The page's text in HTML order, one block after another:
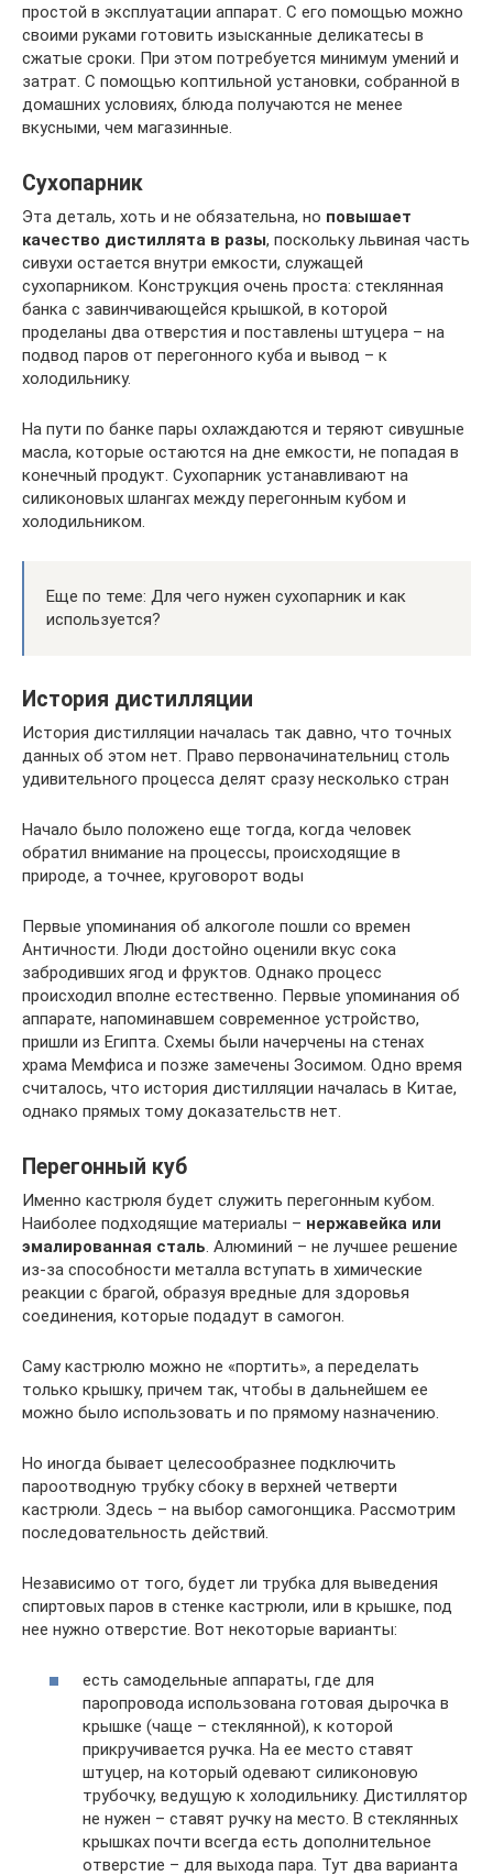
простой в эксплуатации аппарат. С его помощью можно
своими руками готовить изысканные деликатесы в
сжатые сроки. При этом потребуется минимум умений и
затрат. С помощью коптильной установки, собранной в
домашних условиях, блюда получаются не менее
вкусными, чем магазинные.
Сухопарник
Эта деталь, хоть и не обязательна, но повышает
качество дистиллята в разы, поскольку львиная часть
сивухи остается внутри емкости, служащей
сухопарником. Конструкция очень проста: стеклянная
банка с завинчивающейся крышкой, в которой
проделаны два отверстия и поставлены штуцера – на
подвод паров от перегонного куба и вывод – к
холодильнику.
На пути по банке пары охлаждаются и теряют сивушные
масла, которые остаются на дне емкости, не попадая в
конечный продукт. Сухопарник устанавливают на
силиконовых шлангах между перегонным кубом и
холодильником.
Еще по теме: Для чего нужен сухопарник и как
используется?
История дистилляции
История дистилляции началась так давно, что точных
данных об этом нет. Право первоначинательниц столь
удивительного процесса делят сразу несколько стран
Начало было положено еще тогда, когда человек
обратил внимание на процессы, происходящие в
природе, а точнее, круговорот воды
Первые упоминания об алкоголе пошли со времен
Античности. Люди достойно оценили вкус сока
забродивших ягод и фруктов. Однако процесс
происходил вполне естественно. Первые упоминания об
аппарате, напоминавшем современное устройство,
пришли из Египта. Схемы были начерчены на стенах
храма Мемфиса и позже замечены Зосимом. Одно время
считалось, что история дистилляции началась в Китае,
однако прямых тому доказательств нет.
Перегонный куб
Именно кастрюля будет служить перегонным кубом.
Наиболее подходящие материалы – нержавейка или
эмалированная сталь . Алюминий – не лучшее решение
из-за способности металла вступать в химические
реакции с брагой, образуя вредные для здоровья
соединения, которые подадут в самогон.
Саму кастрюлю можно не «портить», а переделать
только крышку, причем так, чтобы в дальнейшем ее
можно было использовать и по прямому назначению.
Но иногда бывает целесообразнее подключить
пароотводную трубку сбоку в верхней четверти
кастрюли. Здесь – на выбор самогонщика. Рассмотрим
последовательность действий.
Независимо от того, будет ли трубка для выведения
спиртовых паров в стенке кастрюли, или в крышке, под
нее нужно отверстие. Вот некоторые варианты:
есть самодельные аппараты, где для
паропровода использована готовая дырочка в
крышке (чаще – стеклянной), к которой
прикручивается ручка. На ее место ставят
штуцер, на который одевают силиконовую
трубочку, ведущую к холодильнику. Дистиллятор
не нужен – ставят ручку на место. В стеклянных
крышках почти всегда есть дополнительное
отверстие – для выхода пара. Тут два варианта